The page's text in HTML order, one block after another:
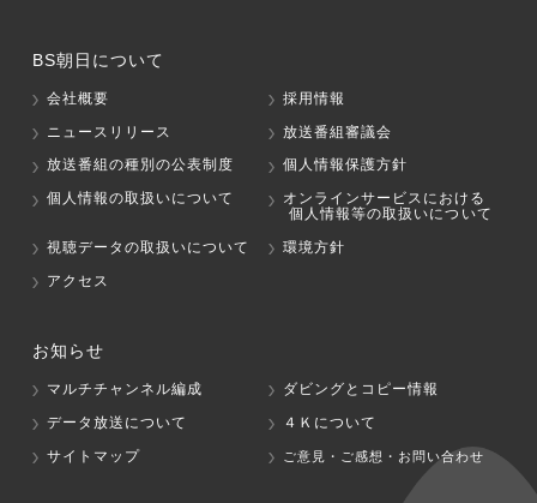
BS朝日について
会社概要
採用情報
ニュースリリース
放送番組審議会
放送番組の種別の公表制度
個人情報保護方針
個人情報の取扱いについて
オンラインサービスにおける
個人情報等の取扱いについて
視聴データの取扱いについて
環境方針
アクセス
お知らせ
マルチチャンネル編成
ダビングとコピー情報
データ放送について
４Ｋについて
サイトマップ
ご意見・ご感想・お問い合わせ